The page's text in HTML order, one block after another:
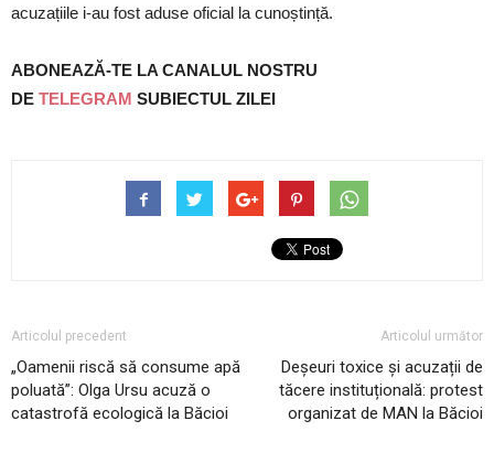
acuzațiile i-au fost aduse oficial la cunoștință.
ABONEAZĂ-TE LA CANALUL NOSTRU
DE TELEGRAM SUBIECTUL ZILEI
Articolul precedent
„Oamenii riscă să consume apă
poluată”: Olga Ursu acuză o
catastrofă ecologică la Băcioi
Articolul următor
Deșeuri toxice și acuzații de
tăcere instituțională: protest
organizat de MAN la Băcioi